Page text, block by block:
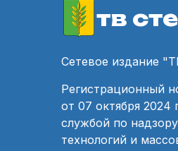
тв
Сетевое издание
Регистрационный
от 07 октября 2024
службой по
технологий и